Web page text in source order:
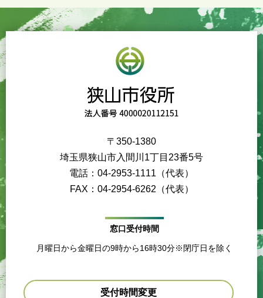
〒350-1380
埼玉県狭山市入間川1丁目23番5号
電話：04-2953-1111（代表）
FAX：04-2954-6262（代表）
窓口受付時間
月曜日から金曜日の9時から16時30分※閉庁日を除く
受付時間変更